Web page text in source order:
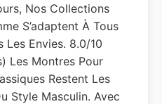
Nos Collections
S’adaptent À Tous
Les Envies. 8.0/10
Les Montres Pour
Restent Les
Style Masculin. Avec